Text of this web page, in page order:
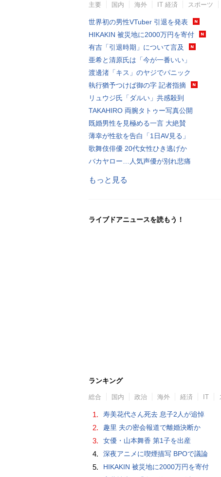
主要 国内 海外 IT 経済 スポーツ
世界初の男性VTuber 引退を発表
HIKAKIN 被災地に2000万円を寄付
有吉「引退時期」について言及
亜希と清原氏は「今が一番いい」
渡邊渚「キス」のヤジでパニック
執行猶予つけば御の字 記者指摘
リュウジ氏「ダルい」共感殺到
TAKAHIRO 両腕タトゥー写真公開
既婚男性を見極める一言 大絶賛
薄幸が性欲を告白「1日AV見る」
歌舞伎俳優 20代女性ひき逃げか
バカヤロー…人気声優が別れ悲痛
もっと見る
ライブドアニュースを読もう！
ランキング
総合 国内 政治 海外 経済 IT
1. 寿美花代さん死去 息子2人が追悼
2. 趣里 夫の密会報道で離婚決断か
3. 女優・山本舞香 第1子を出産
4. 深夜アニメに喫煙描写 BPOで議論
5. HIKAKIN 被災地に2000万円を寄付